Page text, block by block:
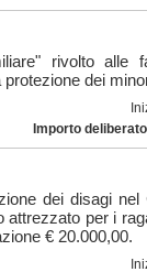
rivolto alle
dei
Importo
dei disagi nel
attrezzato per i
€ 20.000,00.